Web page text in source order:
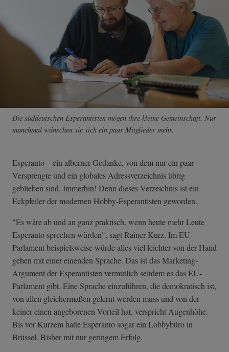
Die süddeutschen Esperantisten mögen ihre kleine Gemeinschaft. Nur
manchmal wünschen sie sich ein paar Mitglieder mehr.
Esperanto – ein alberner Gedanke, von dem nur ein paar
Versprengte und ein globales Adressverzeichnis übrig
geblieben sind. Immerhin! Denn dieses Verzeichnis ist ein
Eckpfeiler der modernen Hobby-Esperantisten geworden.
"Es wäre ab und an ganz praktisch, wenn heute mehr Leute
Esperanto sprechen würden", sagt Rainer Kurz. Im EU-
Parlament beispielsweise würde alles viel leichter von der Hand
gehen mit einer einenden Sprache. Das ist das Marketing-
Argument der Esperantisten vermutlich seitdem es das EU-
Parlament gibt. Eine Sprache einzuführen, die demokratisch ist,
von allen gleichermaßen gelernt werden muss und von der
keiner einen angeborenen Vorteil hat, verspricht Augenhöhe.
Bis vor Kurzem hatte Esperanto sogar ein Lobbybüro in
Brüssel. Bisher mit nur geringem Erfolg.